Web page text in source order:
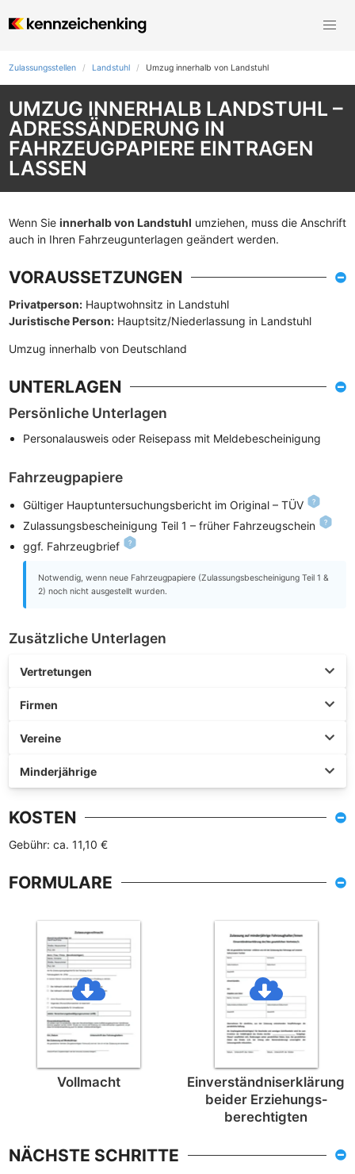
Zulassungsstellen Landstuhl Umzug innerhalb von Landstuhl
UMZUG INNERHALB LANDSTUHL –
ADRESSÄNDERUNG IN
FAHRZEUGPAPIERE EINTRAGEN
LASSEN
Wenn Sie innerhalb von Landstuhl umziehen, muss die Anschrift
auch in Ihren Fahrzeugunterlagen geändert werden.
VORAUSSETZUNGEN
Privatperson: Hauptwohnsitz in Landstuhl
Juristische Person: Hauptsitz/Niederlassung in Landstuhl
Umzug innerhalb von Deutschland
UNTERLAGEN
Persönliche Unterlagen
Personalausweis oder Reisepass mit Meldebescheinigung
Fahrzeugpapiere
Gültiger Hauptuntersuchungsbericht im Original – TÜV
Zulassungsbescheinigung Teil 1 – früher Fahrzeugschein
ggf. Fahrzeugbrief
Notwendig, wenn neue Fahrzeugpapiere (Zulassungsbescheinigung Teil 1 &
2) noch nicht ausgestellt wurden.
Zusätzliche Unterlagen
Vertretungen
Firmen
Vereine
Minderjährige
KOSTEN
Gebühr: ca. 11,10 €
FORMULARE
Vollmacht
Einverständnis­erklärung
beider Erziehungs­
berechtigten
NÄCHSTE SCHRITTE